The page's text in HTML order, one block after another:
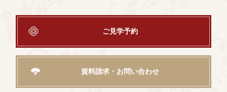
ご見学予約
資料請求・お問い合わせ